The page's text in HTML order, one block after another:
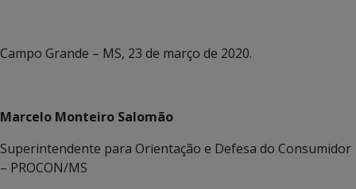
Campo Grande – MS, 23 de março de 2020.
Marcelo Monteiro Salomão
Superintendente para Orientação e Defesa do Consumidor
– PROCON/MS